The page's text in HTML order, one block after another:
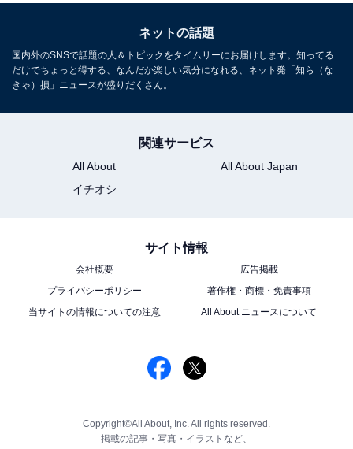
ネットの話題
国内外のSNSで話題の人＆トピックをタイムリーにお届けします。知ってる
だけでちょっと得する、なんだか楽しい気分になれる、ネット発「知ら（な
きゃ）損」ニュースが盛りだくさん。
関連サービス
All About
All About Japan
イチオシ
サイト情報
会社概要
広告掲載
プライバシーポリシー
著作権・商標・免責事項
当サイトの情報についての注意
All About ニュースについて
Copyright©All About, Inc. All rights reserved.
掲載の記事・写真・イラストなど、